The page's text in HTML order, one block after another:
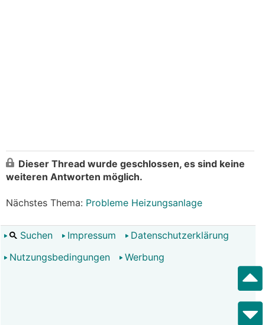
Dieser Thread wurde geschlossen, es sind keine
weiteren Antworten möglich.
Nächstes Thema: Probleme Heizungsanlage
Suchen Impressum
Datenschutzerklärung
Nutzungsbedingungen
Werbung